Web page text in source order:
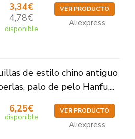
3,34€
4,78€
disponible
VER PRODUCTO
Aliexpress
de estilo chino antiguo
palo de pelo Hanfu,...
6,25€
disponible
VER PRODUCTO
Aliexpress